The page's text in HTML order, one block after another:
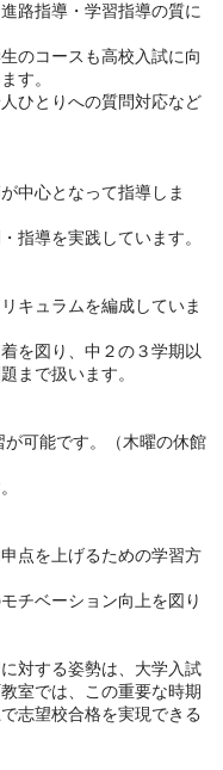
路指導・学習指導の質に
のコースも高校入試に向
す。
ひとりへの質問対応など
中心となって指導しま
指導を実践しています。
キュラムを編成していま
を図り、中２の３学期以
まで扱います。
可能です。（木曜の休館
点を上げるための学習方
チベーション向上を図り
対する姿勢は、大学入試
室では、この重要な時期
志望校合格を実現できる